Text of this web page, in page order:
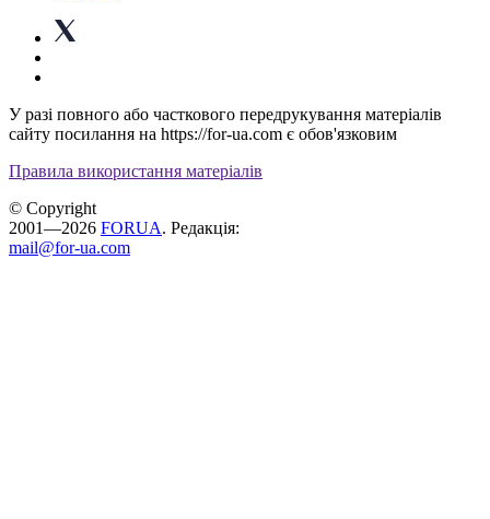
У разі повного або часткового передрукування матеріалів
сайту посилання на https://for-ua.com є обов'язковим
Правила використання матеріалів
© Copyright
2001—2026 FORUA. Редакція:
mail@for-ua.com